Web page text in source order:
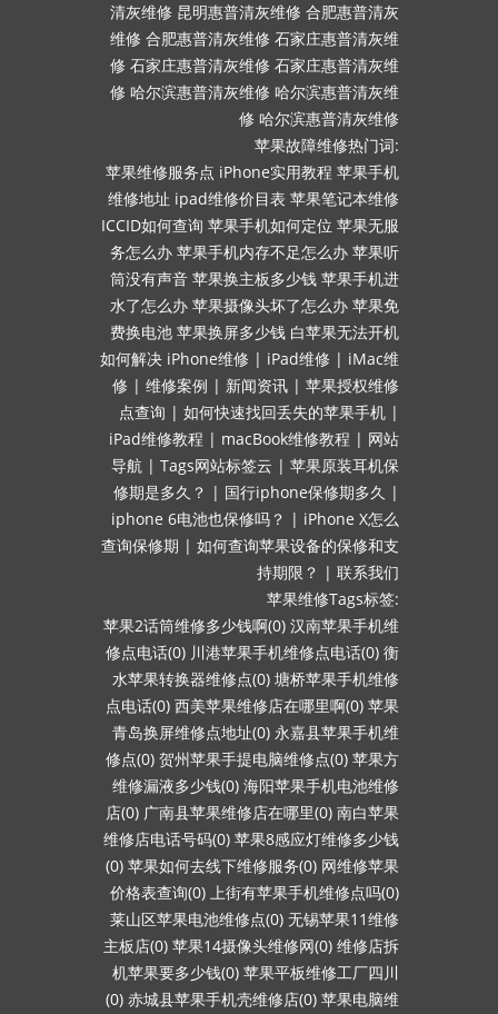
清灰维修 昆明惠普清灰维修 合肥惠普清灰
维修 合肥惠普清灰维修 石家庄惠普清灰维
修 石家庄惠普清灰维修 石家庄惠普清灰维
修 哈尔滨惠普清灰维修 哈尔滨惠普清灰维
修 哈尔滨惠普清灰维修
苹果故障维修热门词:
苹果维修服务点 iPhone实用教程 苹果手机
维修地址 ipad维修价目表 苹果笔记本维修
ICCID如何查询 苹果手机如何定位 苹果无服
务怎么办 苹果手机内存不足怎么办 苹果听
筒没有声音 苹果换主板多少钱 苹果手机进
水了怎么办 苹果摄像头坏了怎么办 苹果免
费换电池 苹果换屏多少钱 白苹果无法开机
如何解决 iPhone维修 | iPad维修 | iMac维
修 | 维修案例 | 新闻资讯 | 苹果授权维修
点查询 | 如何快速找回丢失的苹果手机 |
iPad维修教程 | macBook维修教程 | 网站
导航 | Tags网站标签云 | 苹果原装耳机保
修期是多久？ | 国行iphone保修期多久 |
iphone 6电池也保修吗？ | iPhone X怎么
查询保修期 | 如何查询苹果设备的保修和支
持期限？ | 联系我们
苹果维修Tags标签:
苹果2话筒维修多少钱啊(0) 汉南苹果手机维
修点电话(0) 川港苹果手机维修点电话(0) 衡
水苹果转换器维修点(0) 塘桥苹果手机维修
点电话(0) 西美苹果维修店在哪里啊(0) 苹果
青岛换屏维修点地址(0) 永嘉县苹果手机维
修点(0) 贺州苹果手提电脑维修点(0) 苹果方
维修漏液多少钱(0) 海阳苹果手机电池维修
店(0) 广南县苹果维修店在哪里(0) 南白苹果
维修店电话号码(0) 苹果8感应灯维修多少钱
(0) 苹果如何去线下维修服务(0) 网维修苹果
价格表查询(0) 上街有苹果手机维修点吗(0)
莱山区苹果电池维修点(0) 无锡苹果11维修
主板店(0) 苹果14摄像头维修网(0) 维修店拆
机苹果要多少钱(0) 苹果平板维修工厂四川
(0) 赤城县苹果手机壳维修店(0) 苹果电脑维